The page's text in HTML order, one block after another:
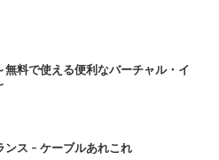
料で使える便利なバーチャル・イ
ンス – ケーブルあれこれ